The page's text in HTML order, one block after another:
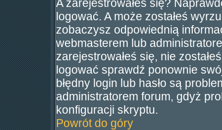
A zarejestrowałeś się?
logować. A może zostałeś
zobaczysz odpowiednią
webmasterem lub
zarejestrowałeś się, nie
logować sprawdź ponownie
błędny login lub hasło są
administratorem forum, gdyż
konfiguracji skryptu.
Powrót do góry